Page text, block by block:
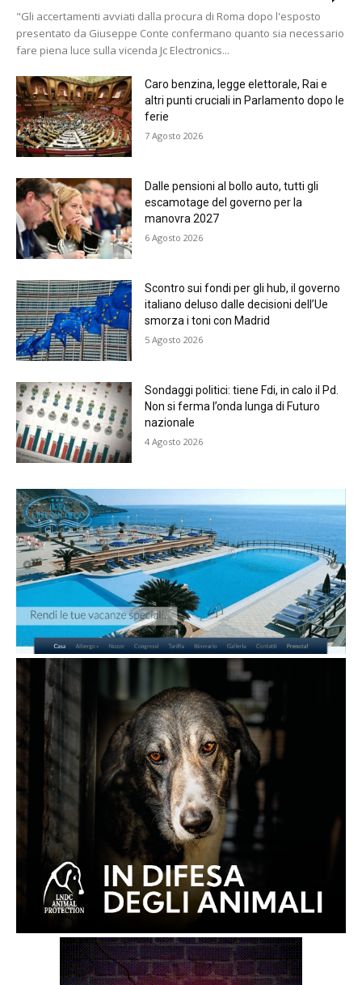
"Gli accertamenti avviati dalla procura di Roma dopo l'esposto
presentato da Giuseppe Conte confermano quanto sia necessario
fare piena luce sulla vicenda Jc Electronics...
Caro benzina, legge elettorale, Rai e
altri punti cruciali in Parlamento dopo le
ferie
7 Agosto 2026
Dalle pensioni al bollo auto, tutti gli
escamotage del governo per la
manovra 2027
6 Agosto 2026
Scontro sui fondi per gli hub, il governo
italiano deluso dalle decisioni dell’Ue
smorza i toni con Madrid
5 Agosto 2026
Sondaggi politici: tiene Fdi, in calo il Pd.
Non si ferma l’onda lunga di Futuro
nazionale
4 Agosto 2026